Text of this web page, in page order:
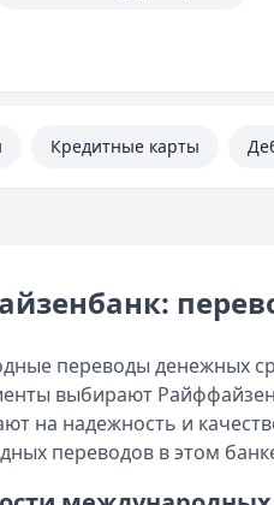
Кредитные карты
переводы денежных
выбирают
на надежность и
переводов в этом